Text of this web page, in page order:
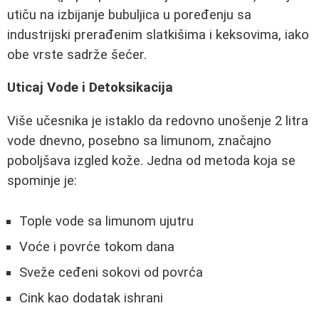
utiču na izbijanje bubuljica u poređenju sa
industrijski prerađenim slatkišima i keksovima, iako
obe vrste sadrže šećer.
Uticaj Vode i Detoksikacija
Više učesnika je istaklo da redovno unošenje 2 litra
vode dnevno, posebno sa limunom, značajno
poboljšava izgled kože. Jedna od metoda koja se
spominje je:
Tople vode sa limunom ujutru
Voće i povrće tokom dana
Sveže ceđeni sokovi od povrća
Cink kao dodatak ishrani